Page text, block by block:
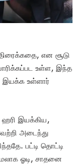
என சூடு
உள்ள, இந்த
இயக்க உள்ளார்
ஹரி இயக்கிய,
அடைந்து
பட்டி தொட்டி
ஓடி, சாதனை